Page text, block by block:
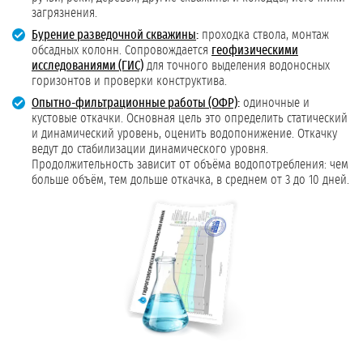
загрязнения.
Бурение разведочной скважины: проходка ствола, монтаж
обсадных колонн. Сопровождается геофизическими
исследованиями (ГИС) для точного выделения водоносных
горизонтов и проверки конструктива.
Опытно-фильтрационные работы (ОФР): одиночные и
кустовые откачки. Основная цель это определить статический
и динамический уровень, оценить водопонижение. Откачку
ведут до стабилизации динамического уровня.
Продолжительность зависит от объёма водопотребления: чем
больше объём, тем дольше откачка, в среднем от 3 до 10 дней.